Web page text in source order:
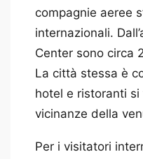
compagnie aeree
internazionali.
Center sono circa
La città stessa è
hotel e ristoranti
vicinanze della
Per i visitatori